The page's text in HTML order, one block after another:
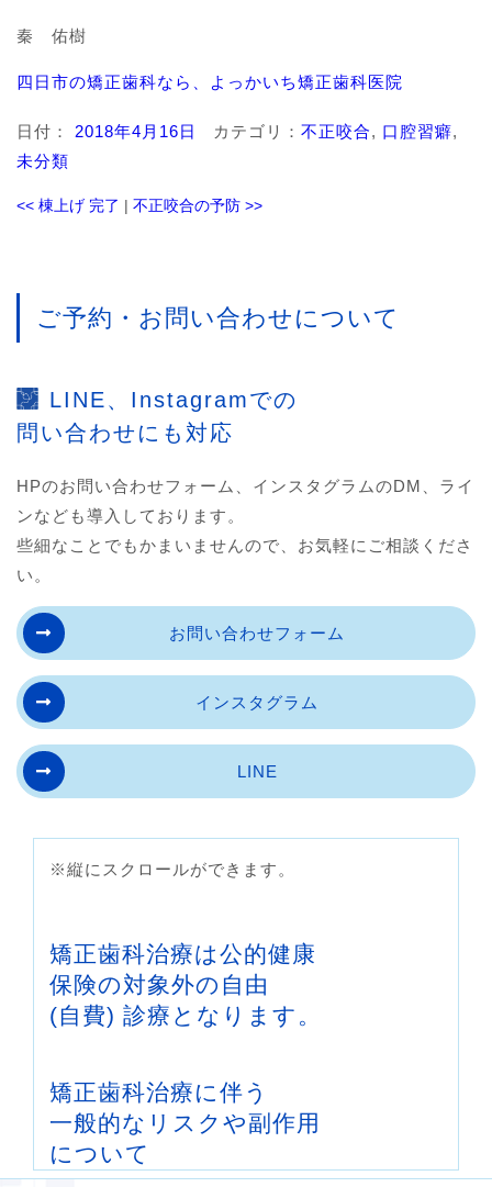
秦 佑樹
四日市の矯正歯科なら、よっかいち矯正歯科医院
日付： 2018年4月16日 カテゴリ： 不正咬合, 口腔習癖,
未分類
<< 棟上げ 完了 | 不正咬合の予防 >>
ご予約・お問い合わせについて
LINE、Instagramでの
問い合わせにも対応
HPのお問い合わせフォーム、インスタグラムのDM、ライ
ンなども導入しております。
些細なことでもかまいませんので、お気軽にご相談くださ
い。
お問い合わせフォーム
インスタグラム
LINE
※縦にスクロールができます。
矯正歯科治療は公的健康
保険の対象外の自由
(自費) 診療となります。
矯正歯科治療に伴う
一般的なリスクや副作用
について